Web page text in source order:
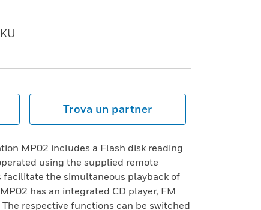
Trova un partner
MP02 includes a Flash disk reading
using the supplied remote
the simultaneous playback of
has an integrated CD player, FM
respective functions can be switched